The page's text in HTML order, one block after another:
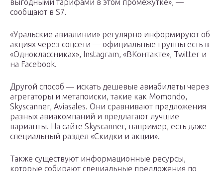
выгодными тарифами в этом промежутке», —
сообщают в S7.
«Уральские авиалинии» регулярно информируют об
акциях через соцсети — официальные группы есть в
«Одноклассниках», Instagram, «ВКонтакте», Twitter и
на Facebook.
Другой способ — искать дешевые авиабилеты через
агрегаторы и метапоиски, такие как Momondo,
Skyscanner, Aviasales. Они сравнивают предложения
разных авиакомпаний и предлагают лучшие
варианты. На сайте Skyscanner, например, есть даже
специальный раздел «Скидки и акции».
Также существуют информационные ресурсы,
которые собирают специальные предложения по